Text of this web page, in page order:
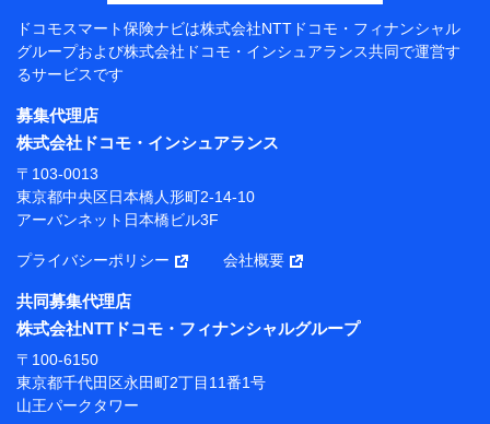
【共同して利用する者の範囲】
当社
株式会社NTTドコモ・フィナンシャルグループ
【利用目的】
当社または株式会社NTTドコモ・フィナンシャルグルー
プが提供する保険関連サービスにおけるユーザー登録受
付および管理のため
当社または株式会社NTTドコモ・フィナンシャルグルー
携会社の保険その他に関する情報を提供するため、また
維持管理等の委託業務遂行のため、またそれらに付帯、
関連する当社または株式会社NTTドコモ・フィナンシャ
ルグループおよび提携会社のサービスを案内、提供する
ため
（各サービスで取得したサービス利用履歴、ウェブサイ
トの閲覧履歴、購買履歴、ご契約内容等のパーソナルデ
ータを分析して、お客さまの趣味・嗜好・傾向に応じた
ドコモスマート保険ナビは株式会社NTTドコモ・フィナンシャル
グループおよび株式会社ドコモ・インシュアランス共同で運営す
るサービスです
募集代理店
株式会社ドコモ・インシュアランス
〒103-0013
東京都中央区日本橋人形町2-14-10
アーバンネット日本橋ビル3F
プライバシーポリシー 会社概要
共同募集代理店
株式会社NTTドコモ・フィナンシャルグループ
〒100-6150
東京都千代田区永田町2丁目11番1号
山王パークタワー